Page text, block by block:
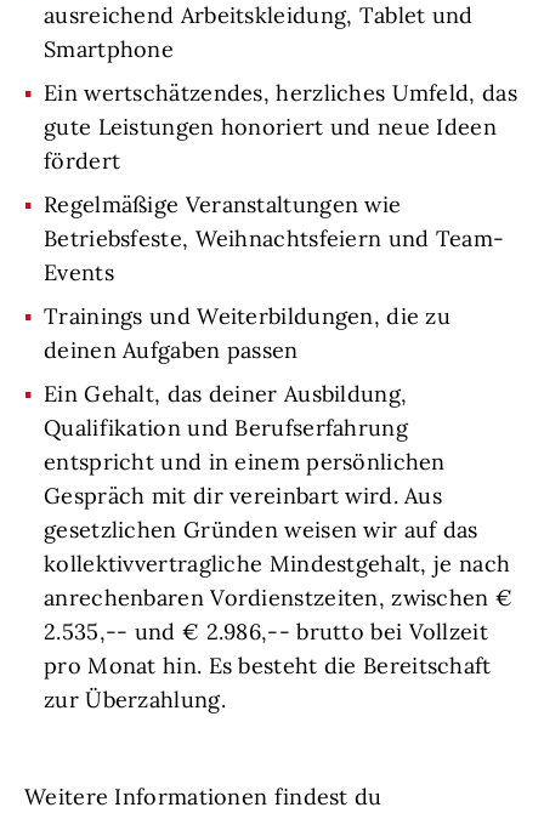
ausreichend Arbeitskleidung, Tablet und
Smartphone
Ein wertschätzendes, herzliches Umfeld, das
gute Leistungen honoriert und neue Ideen
fördert
Regelmäßige Veranstaltungen wie
Betriebsfeste, Weihnachtsfeiern und Team-
Events
Trainings und Weiterbildungen, die zu
deinen Aufgaben passen
Ein Gehalt, das deiner Ausbildung,
Qualifikation und Berufserfahrung
entspricht und in einem persönlichen
Gespräch mit dir vereinbart wird. Aus
gesetzlichen Gründen weisen wir auf das
kollektivvertragliche Mindestgehalt, je nach
anrechenbaren Vordienstzeiten, zwischen €
2.535,-- und € 2.986,-- brutto bei Vollzeit
pro Monat hin. Es besteht die Bereitschaft
zur Überzahlung.
Weitere Informationen findest du